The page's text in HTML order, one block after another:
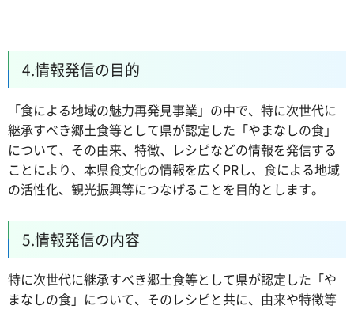
4.情報発信の目的
「食による地域の魅力再発見事業」の中で、特に次世代に
継承すべき郷土食等として県が認定した「やまなしの食」
について、その由来、特徴、レシピなどの情報を発信する
ことにより、本県食文化の情報を広くPRし、食による地域
の活性化、観光振興等につなげることを目的とします。
5.情報発信の内容
特に次世代に継承すべき郷土食等として県が認定した「や
まなしの食」について、そのレシピと共に、由来や特徴等